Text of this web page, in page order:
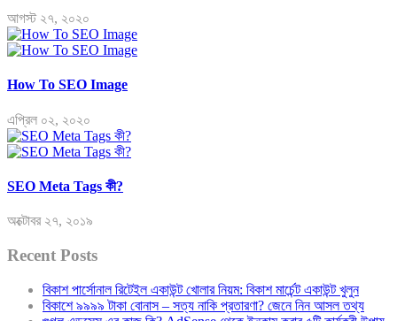
আগস্ট ২৭, ২০২০
How To SEO Image
এপ্রিল ০২, ২০২০
SEO Meta Tags কী?
অক্টোবর ২৭, ২০১৯
Recent Posts
বিকাশ পার্সোনাল রিটেইল একাউন্ট খোলার নিয়ম: বিকাশ মার্চেন্ট একাউন্ট খুলুন
বিকাশে ৯৯৯৯ টাকা বোনাস – সত্য নাকি প্রতারণা? জেনে নিন আসল তথ্য